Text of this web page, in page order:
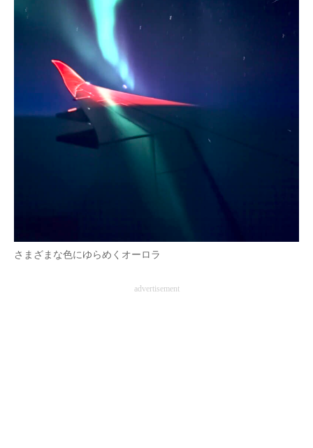
さまざまな色にゆらめくオーロラ
advertisement